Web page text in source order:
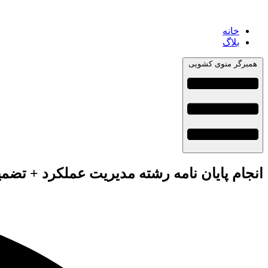
خانه
بلاگ
همبرگر منوی کشویی
انجام پایان نامه رشته مدیریت عملکرد +